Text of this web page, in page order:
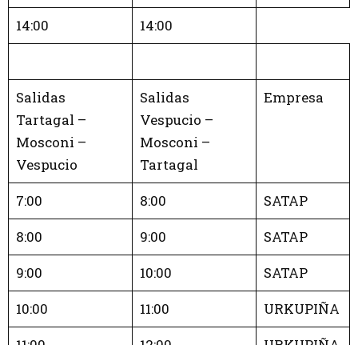
14:00 14:00
Salidas
Tartagal –
Mosconi –
Vespucio
Salidas
Vespucio –
Mosconi –
Tartagal
Empresa
7:00 8:00
SATAP
8:00
9:00
SATAP
9:00
10:00
SATAP
10:00
11:00
URKUPIÑA